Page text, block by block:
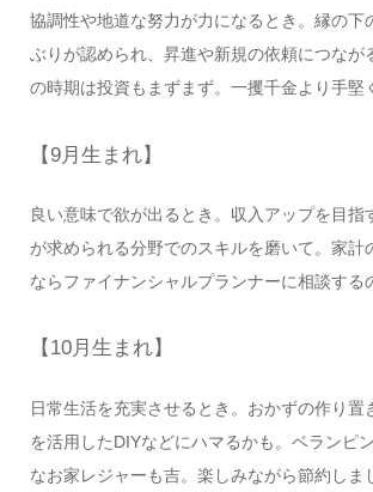
協調性や地道な努力が力になるとき。縁の下
ぶりが認められ、昇進や新規の依頼につなが
の時期は投資もまずまず。一攫千金より手堅
【9月生まれ】
良い意味で欲が出るとき。収入アップを目指
が求められる分野でのスキルを磨いて。家計
ならファイナンシャルプランナーに相談する
【10月生まれ】
日常生活を充実させるとき。おかずの作り置
を活用したDIYなどにハマるかも。ベランピ
なお家レジャーも吉。楽しみながら節約しま